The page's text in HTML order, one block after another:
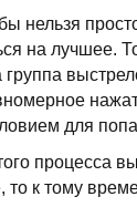
нельзя
на лучшее.
для
процесса
то к тому